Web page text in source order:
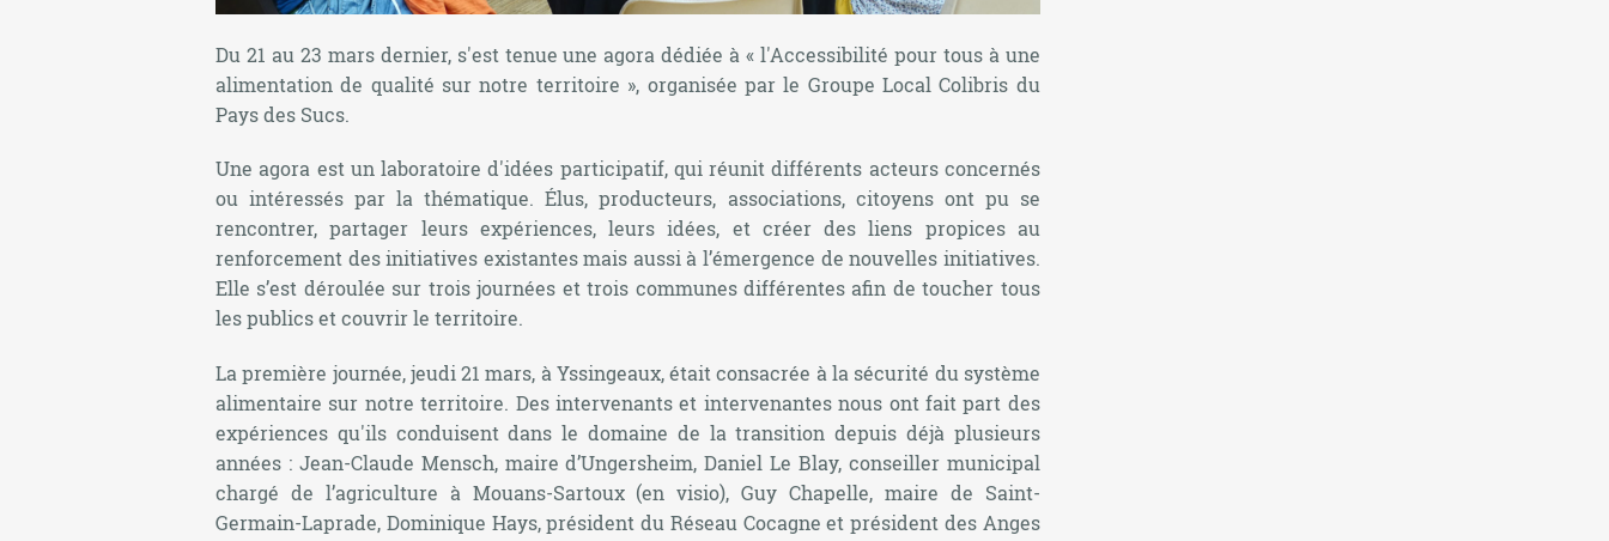
Du 21 au 23 mars dernier, s'est tenue une agora dédiée à « l'Accessibilité pour tous à une
alimentation de qualité sur notre territoire », organisée par le Groupe Local Colibris du
Pays des Sucs.
Une agora est un laboratoire d'idées participatif, qui réunit différents acteurs concernés
ou intéressés par la thématique. Élus, producteurs, associations, citoyens ont pu se
rencontrer, partager leurs expériences, leurs idées, et créer des liens propices au
renforcement des initiatives existantes mais aussi à l’émergence de nouvelles initiatives.
Elle s’est déroulée sur trois journées et trois communes différentes afin de toucher tous
les publics et couvrir le territoire.
La première journée, jeudi 21 mars, à Yssingeaux, était consacrée à la sécurité du système
alimentaire sur notre territoire. Des intervenants et intervenantes nous ont fait part des
expériences qu'ils conduisent dans le domaine de la transition depuis déjà plusieurs
années : Jean-Claude Mensch, maire d’Ungersheim, Daniel Le Blay, conseiller municipal
chargé de l’agriculture à Mouans-Sartoux (en visio), Guy Chapelle, maire de Saint-
Germain-Laprade, Dominique Hays, président du Réseau Cocagne et président des Anges